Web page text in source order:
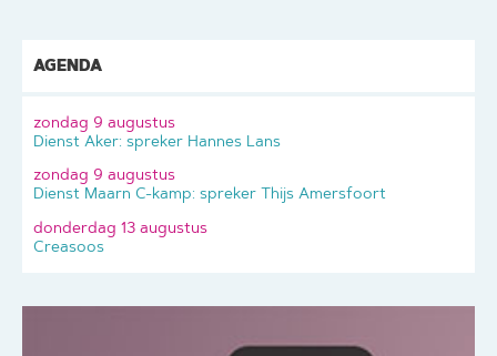
AGENDA
zondag 9 augustus
Dienst Aker: spreker Hannes Lans
zondag 9 augustus
Dienst Maarn C-kamp: spreker Thijs Amersfoort
donderdag 13 augustus
Creasoos